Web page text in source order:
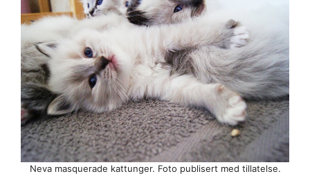
Neva masquerade kattunger. Foto publisert med tillatelse.